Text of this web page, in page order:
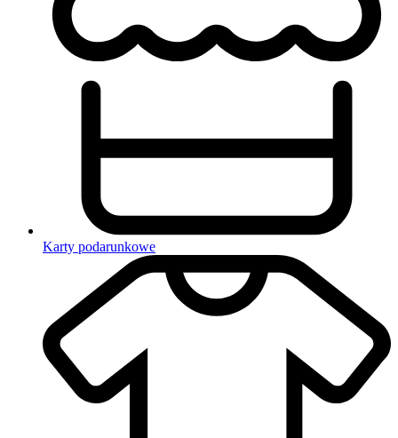
Karty podarunkowe